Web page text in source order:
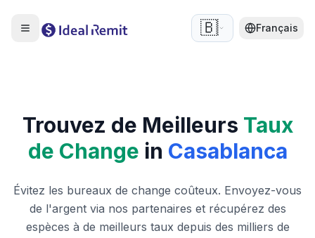
🇧🇪 Français
Trouvez de Meilleurs Taux
de Change in Casablanca
Évitez les bureaux de change coûteux. Envoyez-vous
de l'argent via nos partenaires et récupérez des
espèces à de meilleurs taux depuis des milliers de